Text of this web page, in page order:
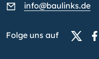
info@baulinks.de
Folge uns auf